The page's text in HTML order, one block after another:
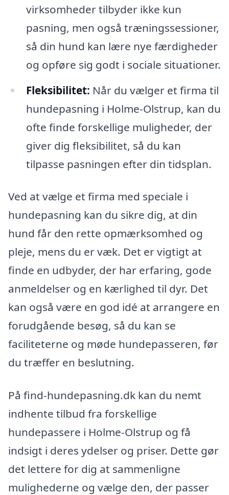
virksomheder tilbyder ikke kun
pasning, men også træningssessioner,
så din hund kan lære nye færdigheder
og opføre sig godt i sociale situationer.
Fleksibilitet: Når du vælger et firma til
hundepasning i Holme-Olstrup, kan du
ofte finde forskellige muligheder, der
giver dig fleksibilitet, så du kan
tilpasse pasningen efter din tidsplan.
Ved at vælge et firma med speciale i
hundepasning kan du sikre dig, at din
hund får den rette opmærksomhed og
pleje, mens du er væk. Det er vigtigt at
finde en udbyder, der har erfaring, gode
anmeldelser og en kærlighed til dyr. Det
kan også være en god idé at arrangere en
forudgående besøg, så du kan se
faciliteterne og møde hundepasseren, før
du træffer en beslutning.
På find-hundepasning.dk kan du nemt
indhente tilbud fra forskellige
hundepassere i Holme-Olstrup og få
indsigt i deres ydelser og priser. Dette gør
det lettere for dig at sammenligne
mulighederne og vælge den, der passer